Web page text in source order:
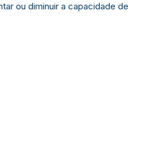
ou diminuir a capacidade de